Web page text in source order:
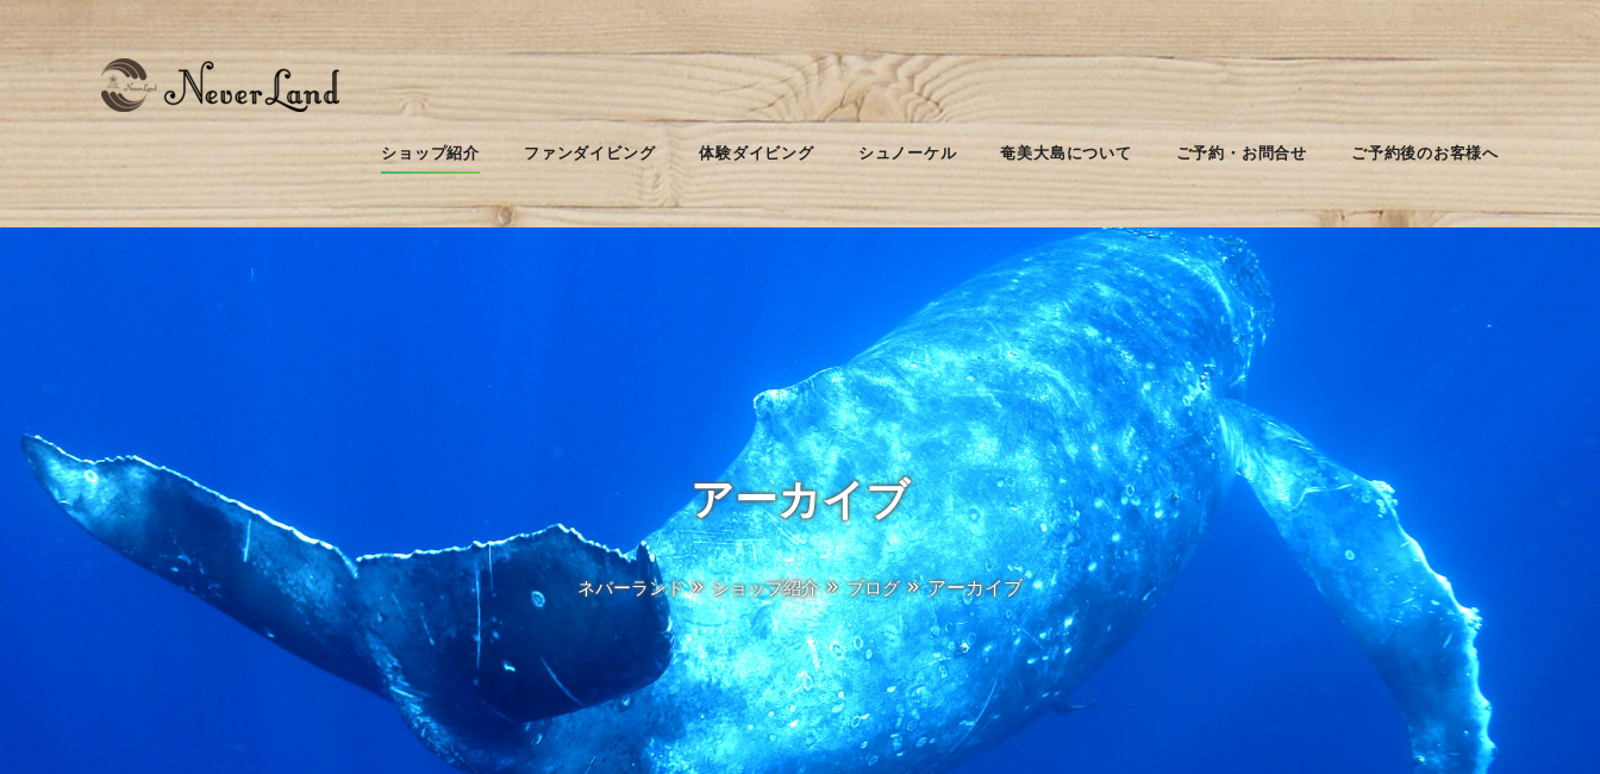
ショップ紹介 ファンダイビング 体験ダイビング シュノーケル 奄美大島について ご予約・お問合せ ご予約後のお客様へ
アーカイブ
ネバーランド ショップ紹介 ブログ アーカイブ